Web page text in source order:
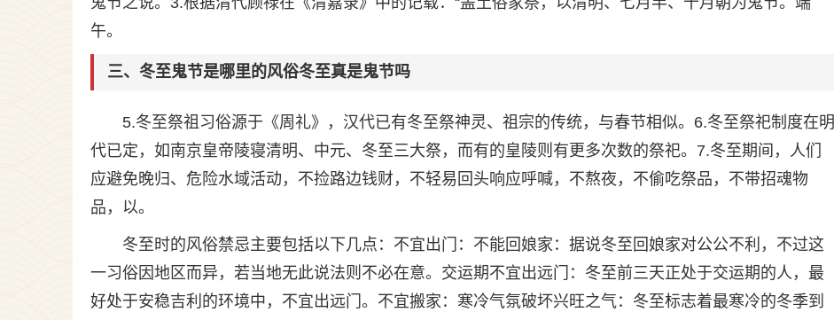
午。
三、冬至鬼节是哪里的风俗冬至真是鬼节吗
5.冬至祭祖习俗源于《周礼》，汉代已有冬至祭神灵、祖宗的传统，与春节相似。6.冬至祭祀制度在明
代已定，如南京皇帝陵寝清明、中元、冬至三大祭，而有的皇陵则有更多次数的祭祀。7.冬至期间，人们
应避免晚归、危险水域活动，不捡路边钱财，不轻易回头响应呼喊，不熬夜，不偷吃祭品，不带招魂物
品，以。
冬至时的风俗禁忌主要包括以下几点：不宜出门：不能回娘家：据说冬至回娘家对公公不利，不过这
一习俗因地区而异，若当地无此说法则不必在意。交运期不宜出远门：冬至前三天正处于交运期的人，最
好处于安稳吉利的环境中，不宜出远门。不宜搬家：寒冷气氛破坏兴旺之气：冬至标志着最寒冷的冬季到